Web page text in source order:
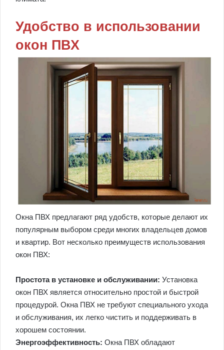
Удобство в использовании
окон ПВХ
Окна ПВХ предлагают ряд удобств, которые делают их
популярным выбором среди многих владельцев домов
и квартир. Вот несколько преимуществ использования
окон ПВХ:
Простота в установке и обслуживании: Установка
окон ПВХ является относительно простой и быстрой
процедурой. Окна ПВХ не требуют специального ухода
и обслуживания, их легко чистить и поддерживать в
хорошем состоянии.
Энергоэффективность: Окна ПВХ обладают